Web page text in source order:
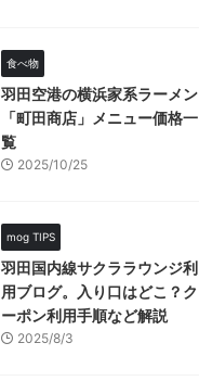
食べ物
羽田空港の横浜家系ラーメン
「町田商店」メニュー価格一
覧
2025/10/25
mog TIPS
羽田国内線サクララウンジ利
用ブログ。入り口はどこ？ク
ーポン利用手順など解説
2025/8/3